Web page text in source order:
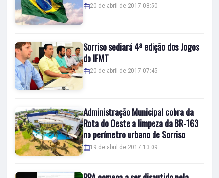
20 de abril de 2017 08:50
Sorriso sediará 4ª edição dos Jogos
do IFMT
20 de abril de 2017 07:45
Administração Municipal cobra da
Rota do Oeste a limpeza da BR-163
no perímetro urbano de Sorriso
19 de abril de 2017 13:09